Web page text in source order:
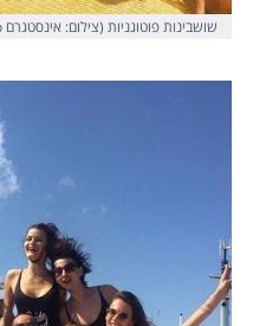
שושבינות פוטוגניות (צילום: אינסטגרם AlessandraAmbrosio)